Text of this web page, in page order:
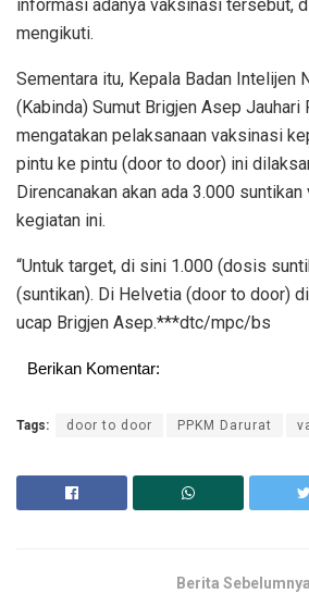
informasi adanya vaksinasi tersebut,
mengikuti.
Sementara itu, Kepala Badan Intelijen
(Kabinda) Sumut Brigjen Asep Jauhari
mengatakan pelaksanaan vaksinasi
pintu ke pintu (door to door) ini
Direncanakan akan ada 3.000
kegiatan ini.
“Untuk target, di sini 1.000 (dosis
(suntikan). Di Helvetia (door to door)
ucap Brigjen Asep.***dtc/mpc/bs
Berikan Komentar:
Tags: door to door PPKM Darurat
Berita Sebelumnya